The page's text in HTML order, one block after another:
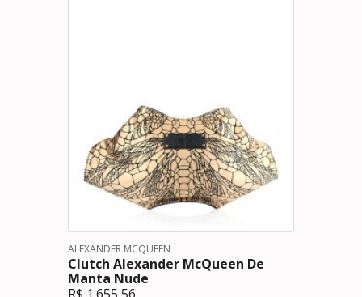
ALEXANDER MCQUEEN
Clutch Alexander McQueen De
Manta Nude